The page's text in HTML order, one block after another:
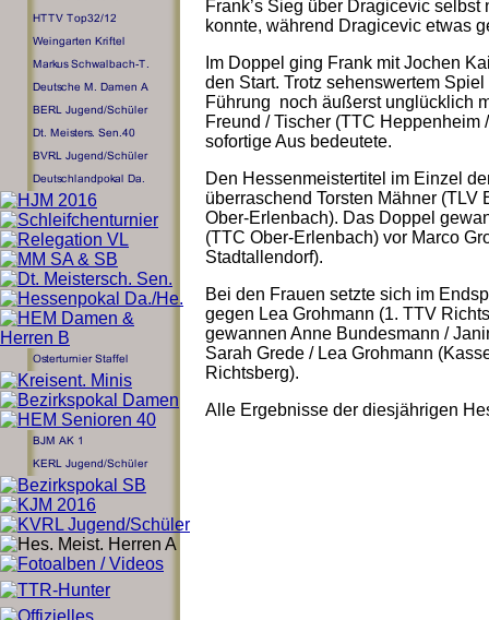
Frank’s Sieg über Dragicevic
konnte, während Dragicevic etwas
Im Doppel ging Frank mit Jochen
den Start. Trotz sehenswertem
Führung noch äußerst unglücklich
Freund / Tischer (TTC
sofortige Aus bedeutete.
Den Hessenmeistertitel im Einzel
überraschend Torsten Mähner
Ober-Erlenbach). Das Doppel
(TTC Ober-Erlenbach) vor Marco
Stadtallendorf).
Bei den Frauen setzte sich im
gegen Lea Grohmann (1. TTV
gewannen Anne Bundesmann /
Sarah Grede / Lea Grohmann
Richtsberg).
Alle Ergebnisse der diesjährigen